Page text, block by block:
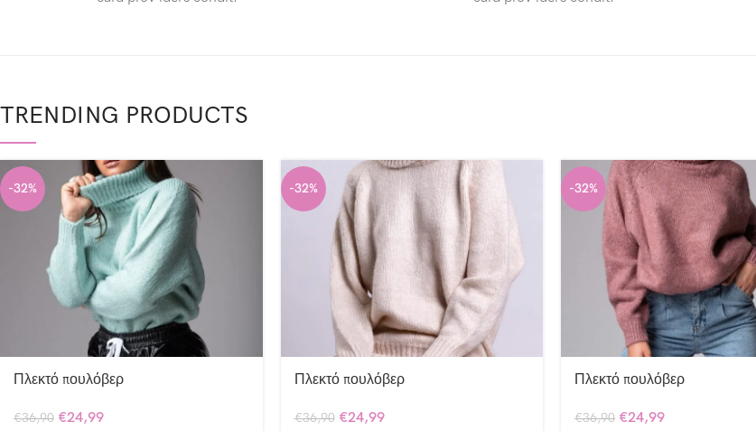
TRENDING PRODUCTS
-32%
Πλεκτό πουλόβερ
€36,90 €24,99
-32%
Πλεκτό πουλόβερ
€36,90 €24,99
-32%
Πλεκτό πουλόβερ
€36,90 €24,99